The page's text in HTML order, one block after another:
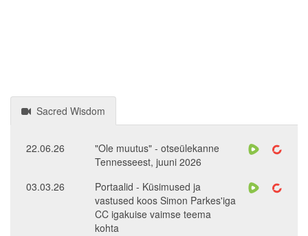
Sacred Wisdom
22.06.26
"Ole muutus" - otseülekanne
Tennesseest, juuni 2026
03.03.26
Portaalid - Küsimused ja
vastused koos Simon Parkes'iga
CC igakuise vaimse teema
kohta